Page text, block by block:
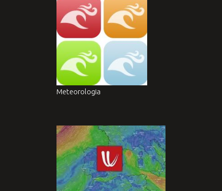
Meteorologia